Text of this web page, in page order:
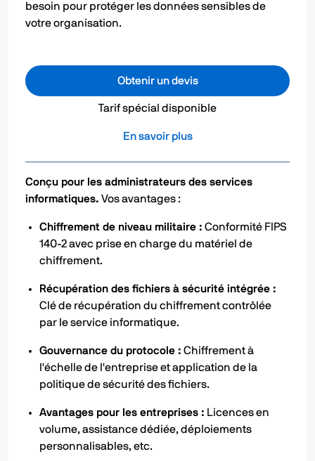
besoin pour protéger les données sensibles de
votre organisation.
Obtenir un devis
Tarif spécial disponible
En savoir plus
Conçu pour les administrateurs des services
informatiques. Vos avantages :
Chiffrement de niveau militaire : Conformité FIPS
140-2 avec prise en charge du matériel de
chiffrement.
Récupération des fichiers à sécurité intégrée :
Clé de récupération du chiffrement contrôlée
par le service informatique.
Gouvernance du protocole : Chiffrement à
l'échelle de l'entreprise et application de la
politique de sécurité des fichiers.
Avantages pour les entreprises : Licences en
volume, assistance dédiée, déploiements
personnalisables, etc.